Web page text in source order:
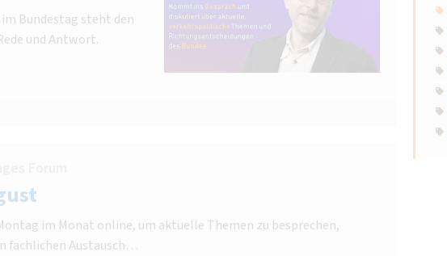
Bundestag steht den
und Antwort.
im Monat online, um aktuelle Themen zu besprechen,
fachlichen Austausch…